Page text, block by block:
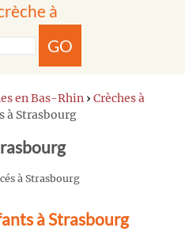
à
GO
en Bas-Rhin › Crèches à
à Strasbourg
à Strasbourg
à Strasbourg